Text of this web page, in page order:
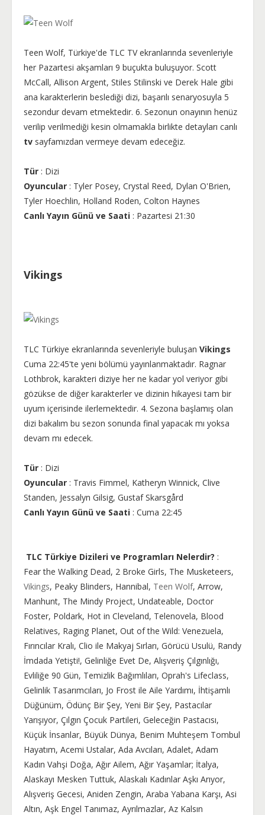
Teen Wolf, Türkiye'de TLC TV ekranlarında sevenleriyle
her Pazartesi akşamları 9 buçukta buluşuyor. Scott
McCall, Allison Argent, Stiles Stilinski ve Derek Hale gibi
ana karakterlerin beslediği dizi, başarılı senaryosuyla 5
sezondur devam etmektedir. 6. Sezonun onayının henüz
verilip verilmediği kesin olmamakla birlikte detayları canlı
tv sayfamızdan vermeye devam edeceğiz.
Tür : Dizi
Oyuncular : Tyler Posey, Crystal Reed, Dylan O'Brien,
Tyler Hoechlin, Holland Roden, Colton Haynes
Canlı Yayın Günü ve Saati : Pazartesi 21:30
Vikings
TLC Türkiye ekranlarında sevenleriyle buluşan Vikings
Cuma 22:45'te yeni bölümü yayınlanmaktadır. Ragnar
Lothbrok, karakteri diziye her ne kadar yol veriyor gibi
gözükse de diğer karakterler ve dizinin hikayesi tam bir
uyum içerisinde ilerlemektedir. 4. Sezona başlamış olan
dizi bakalım bu sezon sonunda final yapacak mı yoksa
devam mı edecek.
Tür : Dizi
Oyuncular : Travis Fimmel, Katheryn Winnick, Clive
Standen, Jessalyn Gilsig, Gustaf Skarsgård
Canlı Yayın Günü ve Saati : Cuma 22:45
TLC Türkiye Dizileri ve Programları Nelerdir? :
Fear the Walking Dead, 2 Broke Girls, The Musketeers,
Vikings, Peaky Blinders, Hannibal, Teen Wolf, Arrow,
Manhunt, The Mindy Project, Undateable, Doctor
Foster, Poldark, Hot in Cleveland, Telenovela, Blood
Relatives, Raging Planet, Out of the Wild: Venezuela,
Fırıncılar Kralı, Clio ile Makyaj Sırları, Görücü Usulü, Randy
İmdada Yetişti!, Gelinliğe Evet De, Alışveriş Çılgınlığı,
Evliliğe 90 Gün, Temizlik Bağımlıları, Oprah's Lifeclass,
Gelinlik Tasarımcıları, Jo Frost ile Aile Yardımı, İhtişamlı
Düğünüm, Ödünç Bir Şey, Yeni Bir Şey, Pastacılar
Yarışıyor, Çılgın Çocuk Partileri, Geleceğin Pastacısı,
Küçük İnsanlar, Büyük Dünya, Benim Muhteşem Tombul
Hayatım, Acemi Ustalar, Ada Avcıları, Adalet, Adam
Kadın Vahşi Doğa, Ağır Ailem, Ağır Yaşamlar; İtalya,
Alaskayı Mesken Tuttuk, Alaskalı Kadınlar Aşkı Arıyor,
Alışveriş Gecesi, Aniden Zengin, Araba Yabana Karşı, Asi
Altın, Aşk Engel Tanımaz, Ayrılmazlar, Az Kalsın